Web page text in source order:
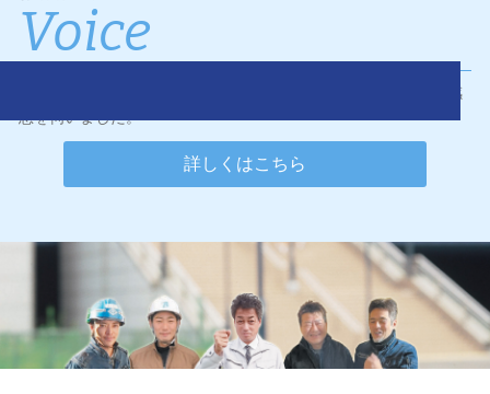
Voice
ワンダーリフォームに施工のご依頼をくださったお客様に、ご感
想を伺いました。
詳しくはこちら